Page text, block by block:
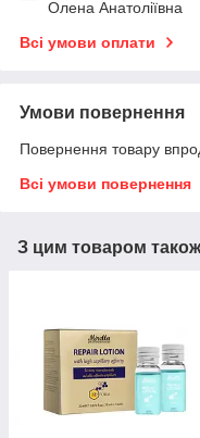
Олена Анатоліївна
Всі умови оплати
Умови повернення
Повернення товару
Всі умови повернення
З цим товаром